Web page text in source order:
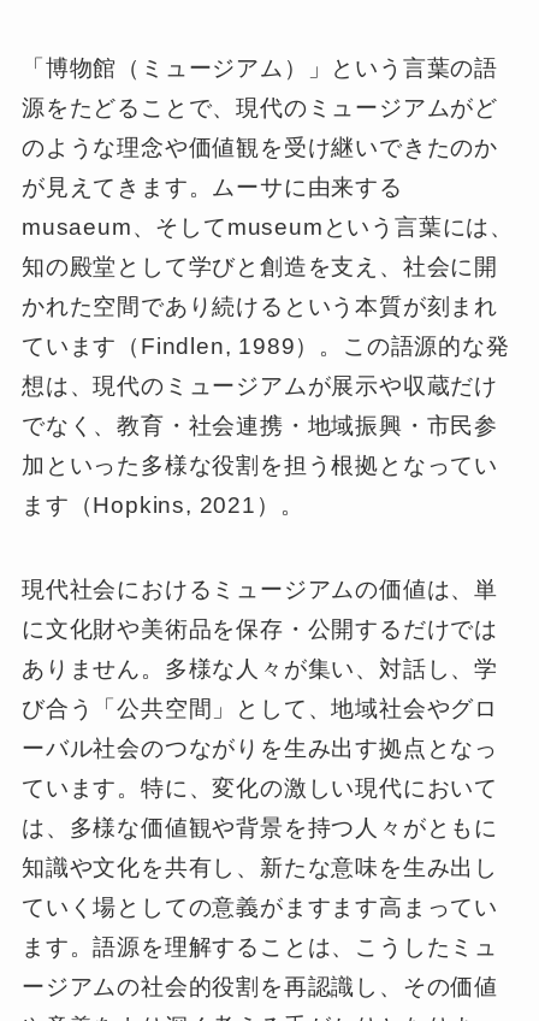
「博物館（ミュージアム）」という言葉の語
源をたどることで、現代のミュージアムがど
のような理念や価値観を受け継いできたのか
が見えてきます。ムーサに由来する
musaeum、そしてmuseumという言葉には、
知の殿堂として学びと創造を支え、社会に開
かれた空間であり続けるという本質が刻まれ
ています（Findlen, 1989）。この語源的な発
想は、現代のミュージアムが展示や収蔵だけ
でなく、教育・社会連携・地域振興・市民参
加といった多様な役割を担う根拠となってい
ます（Hopkins, 2021）。
現代社会におけるミュージアムの価値は、単
に文化財や美術品を保存・公開するだけでは
ありません。多様な人々が集い、対話し、学
び合う「公共空間」として、地域社会やグロ
ーバル社会のつながりを生み出す拠点となっ
ています。特に、変化の激しい現代において
は、多様な価値観や背景を持つ人々がともに
知識や文化を共有し、新たな意味を生み出し
ていく場としての意義がますます高まってい
ます。語源を理解することは、こうしたミュ
ージアムの社会的役割を再認識し、その価値